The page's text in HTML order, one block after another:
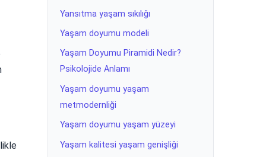
Yansıtma yaşam sıkılığı
Yaşam doyumu modeli
Yaşam Doyumu Piramidi Nedir?
Psikolojide Anlamı
Yaşam doyumu yaşam
metmodernliği
Yaşam doyumu yaşam yüzeyi
Yaşam kalitesi yaşam genişliği